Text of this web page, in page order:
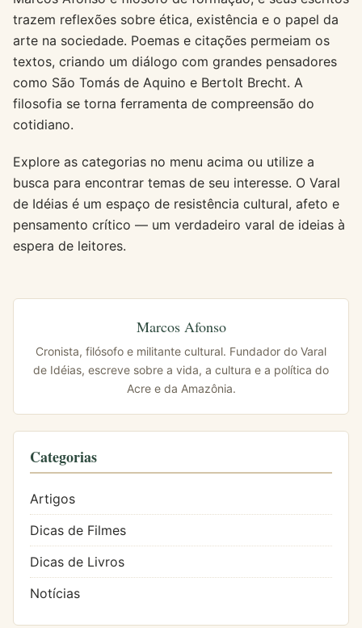
trazem reflexões sobre ética, existência e o papel da
arte na sociedade. Poemas e citações permeiam os
textos, criando um diálogo com grandes pensadores
como São Tomás de Aquino e Bertolt Brecht. A
filosofia se torna ferramenta de compreensão do
cotidiano.
Explore as categorias no menu acima ou utilize a
busca para encontrar temas de seu interesse. O Varal
de Idéias é um espaço de resistência cultural, afeto e
pensamento crítico — um verdadeiro varal de ideias à
espera de leitores.
Marcos Afonso
Cronista, filósofo e militante cultural. Fundador do Varal
de Idéias, escreve sobre a vida, a cultura e a política do
Acre e da Amazônia.
Categorias
Artigos
Dicas de Filmes
Dicas de Livros
Notícias